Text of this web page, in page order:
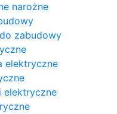
narożne
zabudowy
elektryczne
elektryczne